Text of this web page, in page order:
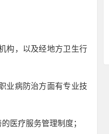
构，以及经地方卫生行
业病防治方面有专业技
医疗服务管理制度；